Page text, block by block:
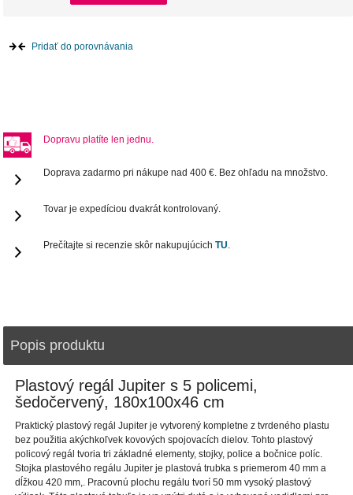
Pridať do porovnávania
Dopravu platíte len jednu.
Doprava zadarmo pri nákupe nad 400 €. Bez ohľadu na množstvo.
Tovar je expedíciou dvakrát kontrolovaný.
Prečítajte si recenzie skôr nakupujúcichTU.
Popis produktu
Plastový regál Jupiter s 5 policemi,
šedočervený, 180x100x46 cm
Praktický plastový regál Jupiter je vytvorený kompletne z tvrdeného plastu
bez použitia akýchkoľvek kovových spojovacích dielov. Tohto plastový
policový regál tvoria tri základné elementy, stojky, police a bočnice políc.
Stojka plastového regálu Jupiter je plastová trubka s priemerom 40 mm a
dĺžkou 420 mm,. Pracovnú plochu regálu tvorí 50 mm vysoký plastový